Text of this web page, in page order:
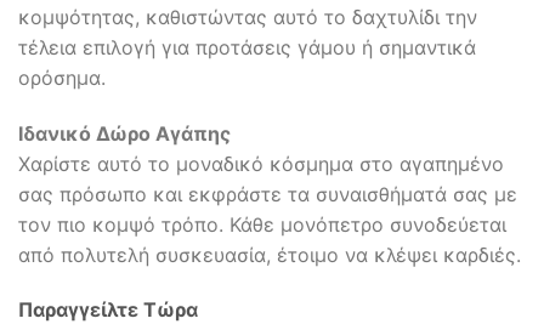
κομψότητας, καθιστώντας αυτό το δαχτυλίδι την
τέλεια επιλογή για προτάσεις γάμου ή σημαντικά
ορόσημα.
Ιδανικό Δώρο Αγάπης
Χαρίστε αυτό το μοναδικό κόσμημα στο αγαπημένο
σας πρόσωπο και εκφράστε τα συναισθήματά σας με
τον πιο κομψό τρόπο. Κάθε μονόπετρο συνοδεύεται
από πολυτελή συσκευασία, έτοιμο να κλέψει καρδιές.
Παραγγείλτε Τώρα